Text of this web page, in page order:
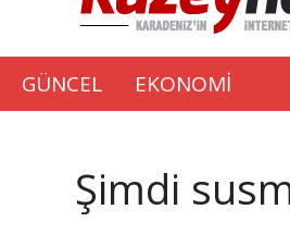
GÜNCEL EKONOMİ
Şimdi